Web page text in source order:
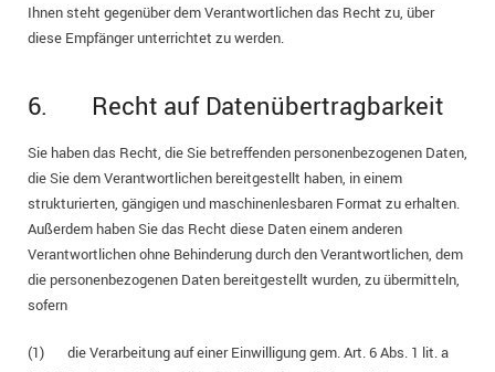
Ihnen steht gegenüber dem Verantwortlichen das Recht zu, über
diese Empfänger unterrichtet zu werden.
6. Recht auf Datenübertragbarkeit
Sie haben das Recht, die Sie betreffenden personenbezogenen Daten,
die Sie dem Verantwortlichen bereitgestellt haben, in einem
strukturierten, gängigen und maschinenlesbaren Format zu erhalten.
Außerdem haben Sie das Recht diese Daten einem anderen
Verantwortlichen ohne Behinderung durch den Verantwortlichen, dem
die personenbezogenen Daten bereitgestellt wurden, zu übermitteln,
sofern
(1) die Verarbeitung auf einer Einwilligung gem. Art. 6 Abs. 1 lit. a